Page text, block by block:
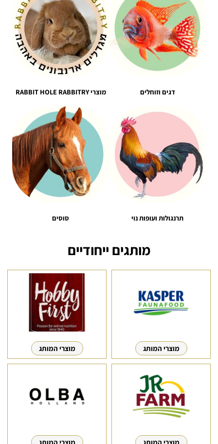
דגים וזוחלים מוצרי RABBIT HOLE RABBITRY
תרנגולות ועופות נוי סוסים
מותגים ייחודיים
מוצרי המותג מוצרי המותג